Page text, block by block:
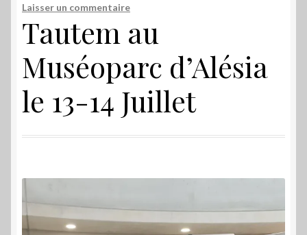
Promos
Laisser un commentaire
Tautem au
Muséoparc d’Alésia
le 13-14 Juillet